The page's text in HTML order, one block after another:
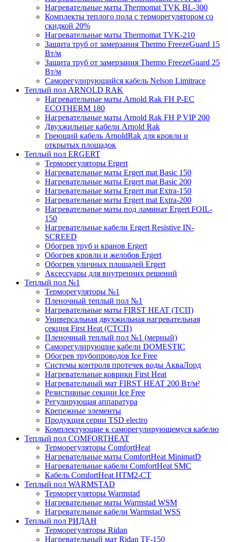
Нагревательные маты Thermomat TVK BL-300
Комплекты теплого пола с терморегулятором со
скидкой 20%
Нагревательные маты Thermomat TVK-210
Защита труб от замерзания Thermo FreezeGuard 15
Вт/м
Защита труб от замерзания Thermo FreezeGuard 25
Вт/м
Саморегулирующийся кабель Nelson Limitrace
Теплый пол ARNOLD RAK
Нагревательные маты Arnold Rak FH P-EC
ECOTHERM 180
Нагревательные маты Arnold Rak FH P VIP 200
Двухжильные кабели Arnold Rak
Греющий кабель ArnoldRak для кровли и
открытых площадок
Теплый пол ERGERT
Терморегуляторы Ergert
Нагревательные маты Ergert mat Basic 150
Нагревательные маты Ergert mat Basic 200
Нагревательные маты Ergert mat Extra-150
Нагревательные маты Ergert mat Extra-200
Нагревательные маты под ламинат Ergert FOIL-
150
Нагревательные кабели Ergert Resistive IN-
SCREED
Обогрев труб и кранов Ergert
Обогрев кровли и желобов Ergert
Обогрев уличных площадей Ergert
Аксессуары для внутренних решений
Теплый пол №1
Терморегуляторы №1
Пленочный теплый пол №1
Нагревательные маты FIRST HEAT (ТСП)
Универсальная двухжильная нагревательная
секция First Heat (СТСП)
Пленочный теплый пол №1 (мерный)
Саморегулирующие кабели DOMESTIC
Обогрев трубопроводов Ice Free
Системы контроля протечек воды АкваЛорд
Нагревательные коврики First Heat
Нагревательный мат FIRST HEAT 200 Вт/м²
Резистивные секции Ice Free
Регулирующая аппаратура
Крепежные элементы
Продукция серии TSD electro
Комплектующие к саморегулирующемуся кабелю
Теплый пол COMFORTHEAT
Терморегуляторы ComfortHeat
Нагревательные маты ComfortHeat MinimatD
Нагревательные кабели ComfortHeat SMC
Кабель ComfortHeat HTM2-CT
Теплый пол WARMSTAD
Терморегуляторы Warmstad
Нагревательные маты Warmstad WSM
Нагревательные кабели Warmstad WSS
Теплый пол РИДАН
Терморегуляторы Ridan
Нагревательный мат Ridan TF-150